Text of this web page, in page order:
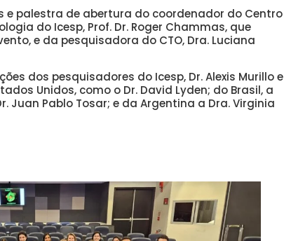
e palestra de abertura do coordenador do Centro
do Icesp, Prof. Dr. Roger Chammas, que
e da pesquisadora do CTO, Dra. Luciana
dos pesquisadores do Icesp, Dr. Alexis Murillo e
Unidos, como o Dr. David Lyden; do Brasil, a
Juan Pablo Tosar; e da Argentina a Dra. Virginia